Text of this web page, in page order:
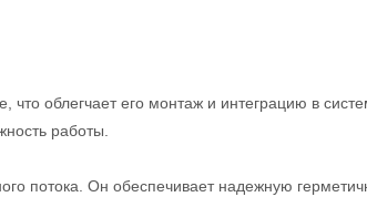
облегчает его монтаж и интеграцию в
работы.
потока. Он обеспечивает надежную